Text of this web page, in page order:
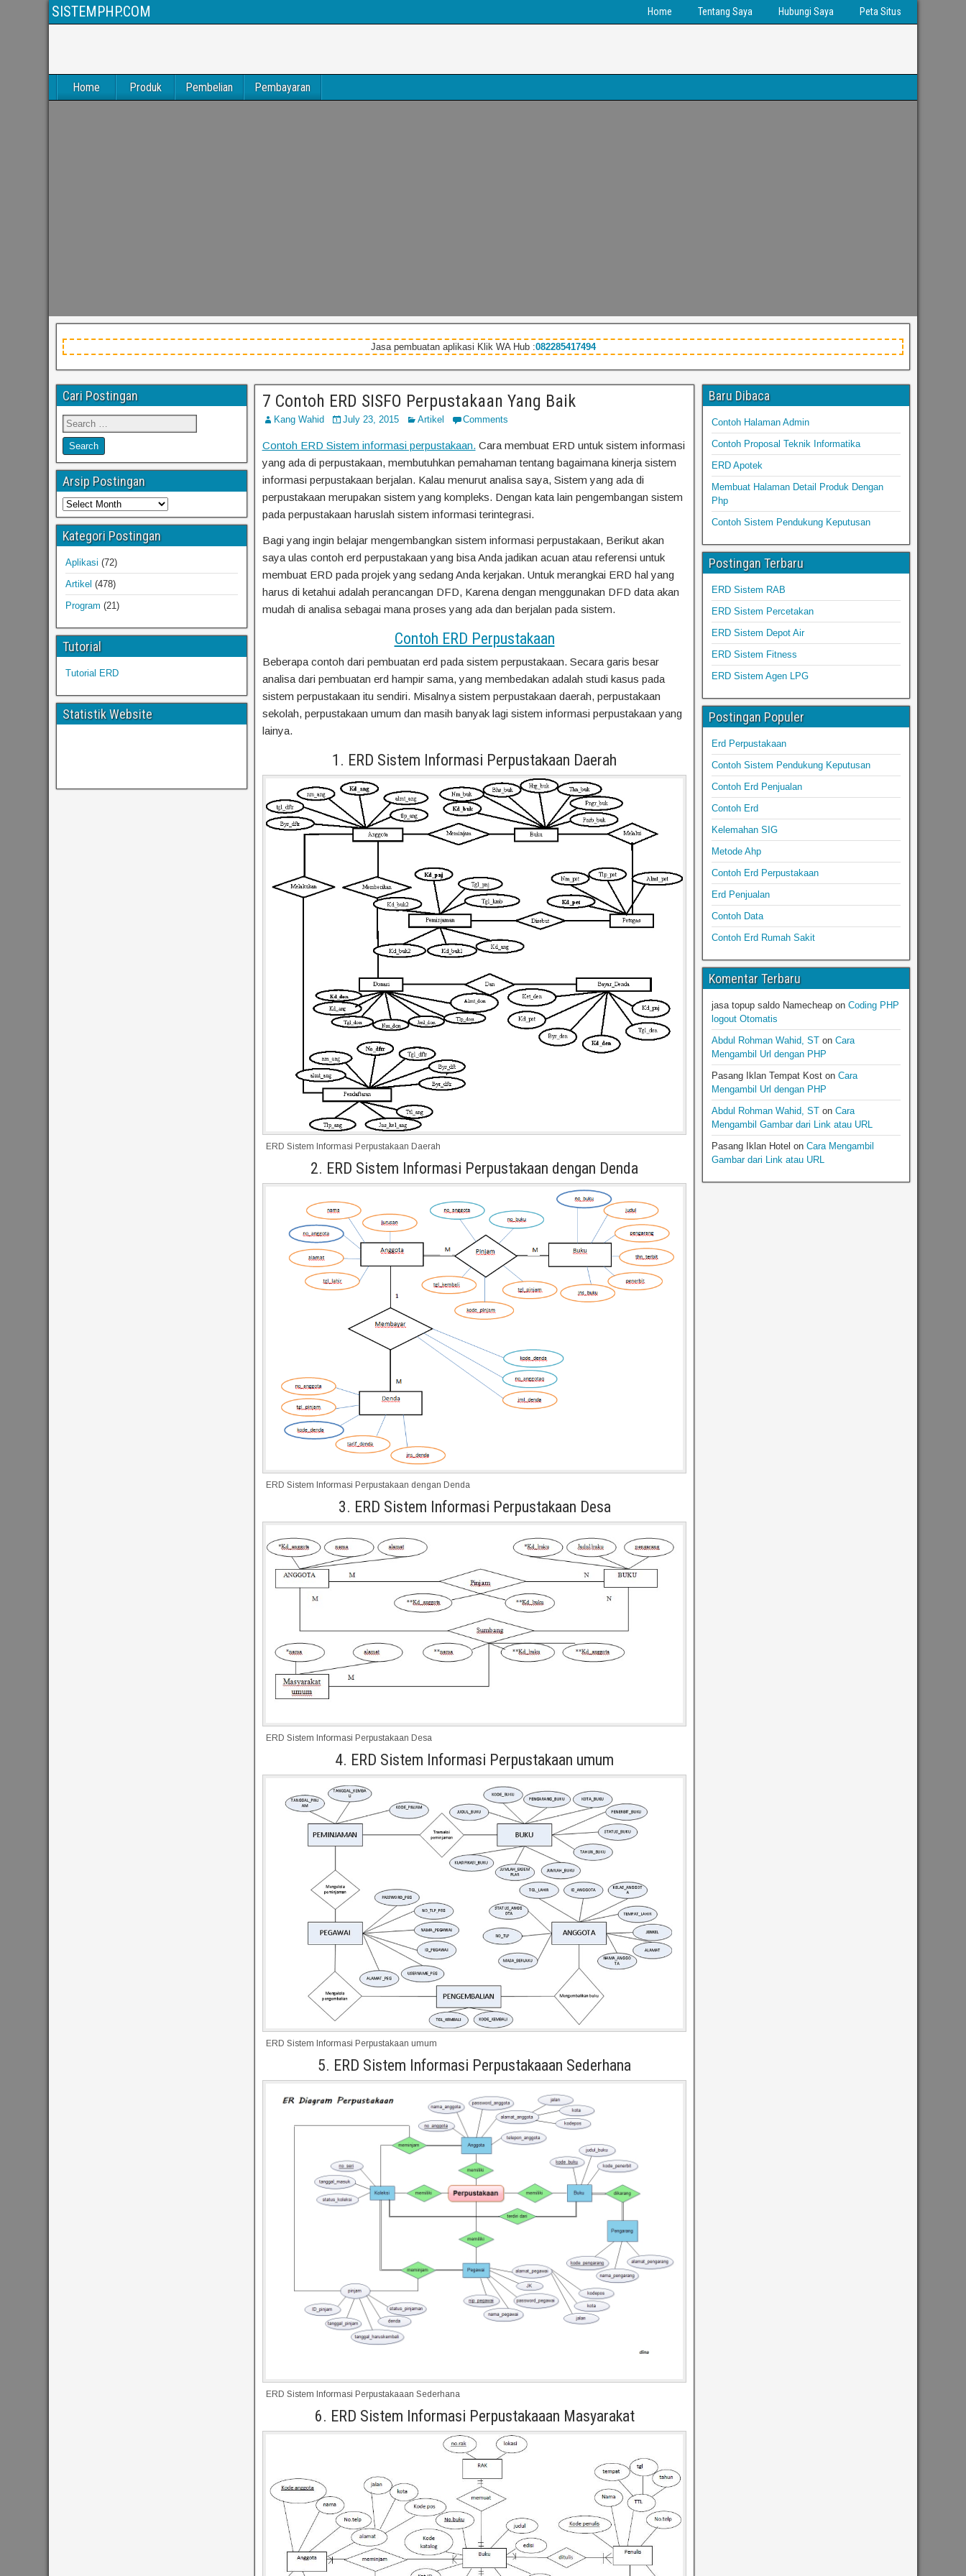
SISTEMPHP.COM Home Tentang Saya Hubungi Saya Peta Situs
Home Produk Pembelian Pembayaran
Jasa pembuatan aplikasi Klik WA Hub :082285417494
7 Contoh ERD SISFO Perpustakaan Yang Baik
Kang Wahid July 23, 2015 Artikel Comments
Contoh ERD Sistem informasi perpustakaan. Cara membuat ERD untuk sistem informasi
yang ada di perpustakaan, membutuhkan pemahaman tentang bagaimana kinerja sistem
informasi perpustakaan berjalan. Kalau menurut analisa saya, Sistem yang ada di
perpustakaan merupakan sistem yang kompleks. Dengan kata lain pengembangan sistem
pada perpustakaan haruslah sistem informasi terintegrasi.
Bagi yang ingin belajar mengembangkan sistem informasi perpustakaan, Berikut akan
saya ulas contoh erd perpustakaan yang bisa Anda jadikan acuan atau referensi untuk
membuat ERD pada projek yang sedang Anda kerjakan. Untuk merangkai ERD hal yang
harus di ketahui adalah perancangan DFD, Karena dengan menggunakan DFD data akan
mudah di analisa sebagai mana proses yang ada dan berjalan pada sistem.
Contoh ERD Perpustakaan
Beberapa contoh dari pembuatan erd pada sistem perpustakaan. Secara garis besar
analisa dari pembuatan erd hampir sama, yang membedakan adalah studi kasus pada
sistem perpustakaan itu sendiri. Misalnya sistem perpustakaan daerah, perpustakaan
sekolah, perpustakaan umum dan masih banyak lagi sistem informasi perpustakaan yang
lainya.
1. ERD Sistem Informasi Perpustakaan Daerah
ERD Sistem Informasi Perpustakaan Daerah
2. ERD Sistem Informasi Perpustakaan dengan Denda
ERD Sistem Informasi Perpustakaan dengan Denda
3. ERD Sistem Informasi Perpustakaan Desa
ERD Sistem Informasi Perpustakaan Desa
4. ERD Sistem Informasi Perpustakaan umum
ERD Sistem Informasi Perpustakaan umum
5. ERD Sistem Informasi Perpustakaaan Sederhana
ERD Sistem Informasi Perpustakaaan Sederhana
6. ERD Sistem Informasi Perpustakaaan Masyarakat
Cari Postingan
Arsip Postingan
Kategori Postingan
Aplikasi (72)
Artikel (478)
Program (21)
Tutorial
Tutorial ERD
Statistik Website
Baru Dibaca
Contoh Halaman Admin
Contoh Proposal Teknik Informatika
ERD Apotek
Membuat Halaman Detail Produk Dengan
Php
Contoh Sistem Pendukung Keputusan
Postingan Terbaru
ERD Sistem RAB
ERD Sistem Percetakan
ERD Sistem Depot Air
ERD Sistem Fitness
ERD Sistem Agen LPG
Postingan Populer
Erd Perpustakaan
Contoh Sistem Pendukung Keputusan
Contoh Erd Penjualan
Contoh Erd
Kelemahan SIG
Metode Ahp
Contoh Erd Perpustakaan
Erd Penjualan
Contoh Data
Contoh Erd Rumah Sakit
Komentar Terbaru
jasa topup saldo Namecheapon Coding PHP
logout Otomatis
Abdul Rohman Wahid, STon Cara
Mengambil Url dengan PHP
Pasang Iklan Tempat Koston Cara
Mengambil Url dengan PHP
Abdul Rohman Wahid, STon Cara
Mengambil Gambar dari Link atau URL
Pasang Iklan Hotel on Cara Mengambil
Gambar dari Link atau URL